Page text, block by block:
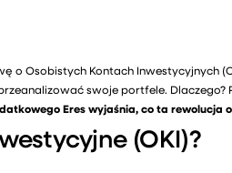
o Osobistych Kontach Inwestycyjnych
swoje portfele.
Eres wyjaśnia, co ta rewolucja
(OKI)?